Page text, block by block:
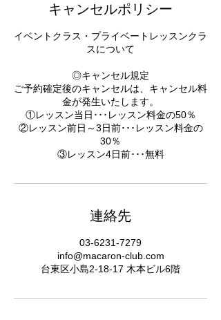
キャンセルポリシー
イベントクラス・プライベートレッスンクラ
スについて
◎キャンセル規定
ご予約確定後のキャンセルは、キャンセル料
金が発生いたします。
①レッスン当日･･･レッスン料金の50％
②レッスン前日～3日前･･･レッスン料金の
30％
③レッスン4日前･･･無料​
連絡先
03-6231-7279
info@macaron-club.com
台東区小島2-18-17 木本ビル6階